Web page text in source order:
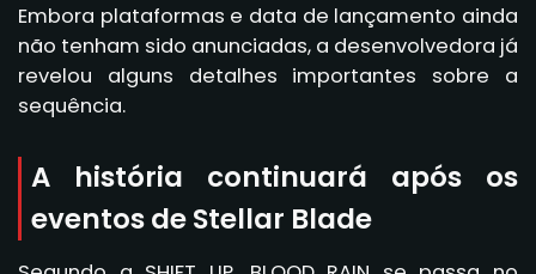
Embora plataformas e data de lançamento ainda
não tenham sido anunciadas, a desenvolvedora já
revelou alguns detalhes importantes sobre a
sequência.
A história continuará após os
eventos de Stellar Blade